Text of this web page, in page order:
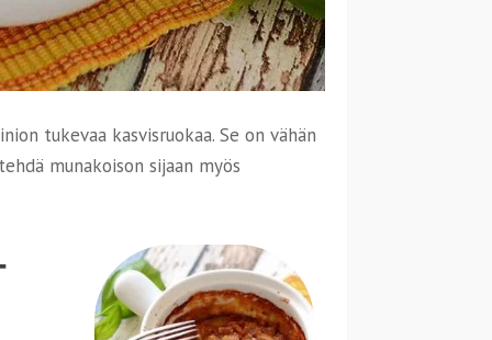
tukevaa kasvisruokaa. Se on vähän
munakoison sijaan myös